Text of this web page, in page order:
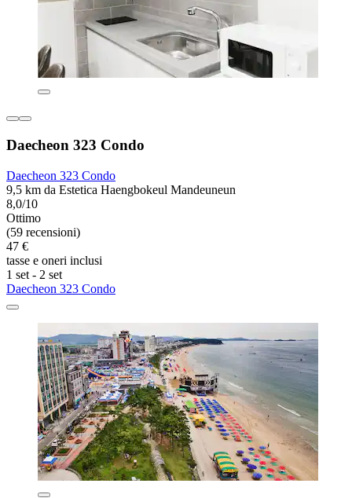
Daecheon 323 Condo
Daecheon 323 Condo
9,5 km da Estetica Haengbokeul Mandeuneun
8,0/10
Ottimo
(59 recensioni)
47 €
tasse e oneri inclusi
1 set - 2 set
Daecheon 323 Condo